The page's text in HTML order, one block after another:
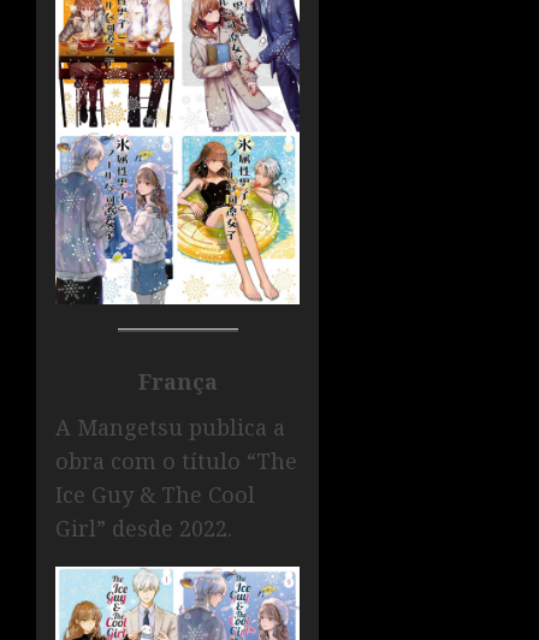
França
A Mangetsu publica a
obra com o título “The
Ice Guy & The Cool
Girl” desde 2022.